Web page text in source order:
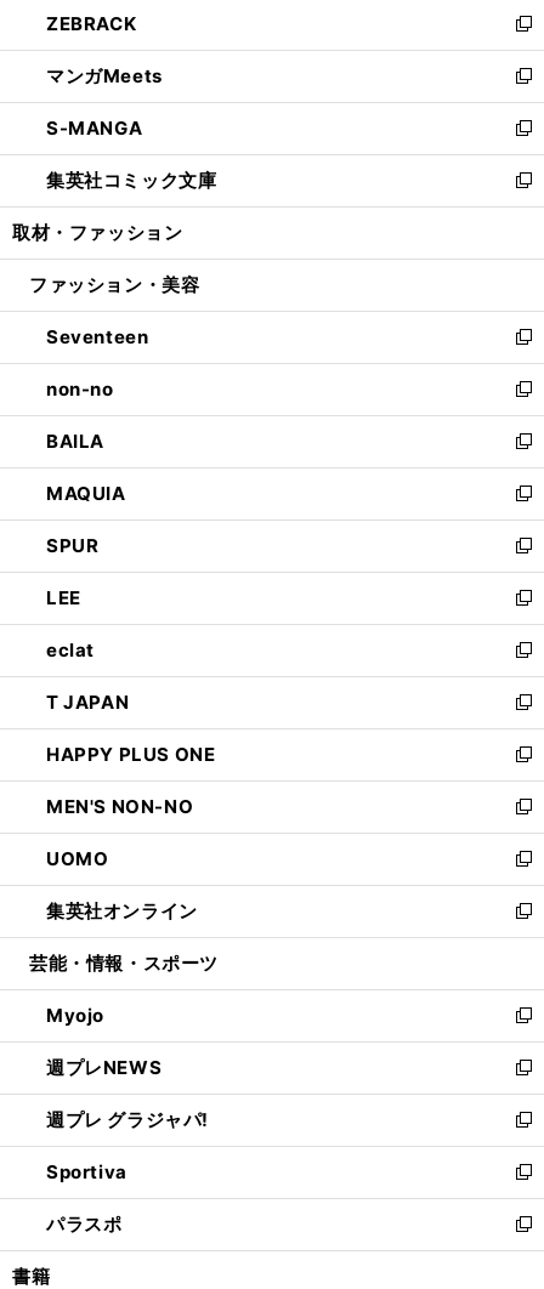
く
で
開
く
ド
ウ
で
開
く
ィ
ン
ド
ウ
で
開
く
い
ウ
ィ
ン
ド
ウ
で
開
ZEBRACK
新
し
い
ウ
ィ
ン
ド
ウ
開
マンガMeets
新
し
い
ウ
ィ
ン
ウ
開
く
S-MANGA
新
し
い
ウ
ン
ウ
で
開
く
集英社コミック文庫
新
し
ウ
ン
ド
ウ
で
開
く
取材・ファッション
ファッション・美容
Seventeen
新
し
い
ウ
ィ
ン
ド
ウ
で
開
く
non-no
新
し
い
ウ
ィ
ン
ド
ウ
で
開
く
BAILA
新
し
い
ウ
ィ
ン
ド
ウ
で
開
く
MAQUIA
新
し
い
ウ
ィ
ン
ド
ウ
で
開
く
SPUR
新
し
い
ウ
ィ
ン
ド
ウ
で
開
く
LEE
新
し
い
ウ
ィ
ン
ド
ウ
で
開
く
eclat
新
し
い
ウ
ィ
ン
ド
ウ
で
開
く
T JAPAN
新
し
い
ウ
ィ
ン
ド
ウ
で
開
HAPPY PLUS ONE
新
し
い
ウ
ィ
ン
ド
ウ
開
く
MEN'S NON-NO
新
し
い
ウ
ィ
ン
ウ
で
開
く
UOMO
新
し
い
ウ
ン
ド
ウ
で
開
く
集英社オンライン
新
し
ウ
ィ
ン
ド
ウ
で
開
く
芸能・情報・スポーツ
Myojo
新
し
い
ウ
ィ
ン
ド
ウ
で
開
週プレNEWS
新
し
い
ウ
ィ
ン
ド
ウ
週プレ グラジャパ!
新
し
い
ウ
ィ
ン
Sportiva
新
し
い
ウ
パラスポ
新
し
書籍